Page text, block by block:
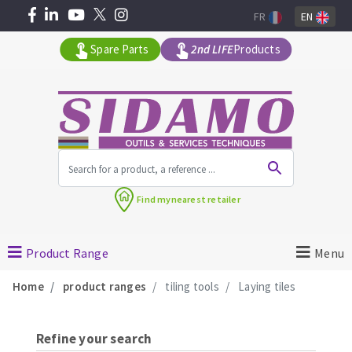
Angle grinders
Petrol saws
Spare Parts 2nd LIFEProducts
FR EN
Find mynearest retailer
Product Range Menu
Home product ranges tiling tools Laying tiles
Refine your search